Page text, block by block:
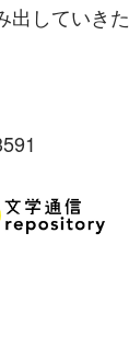
出していきた